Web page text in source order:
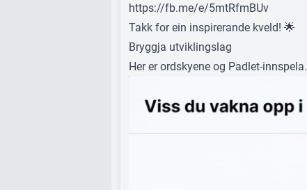
https://fb.me/e/5mtRfmBUv
Takk for ein inspirerande kveld! 🌟
Bryggja utviklingslag
Her er ordskyene og Padlet‑innspela.